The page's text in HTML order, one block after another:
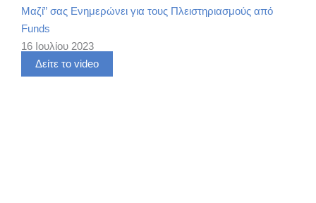
Μαζί” σας Ενημερώνει για τους Πλειστηριασμούς από
Funds
16 Ιουλίου 2023
Δείτε το video